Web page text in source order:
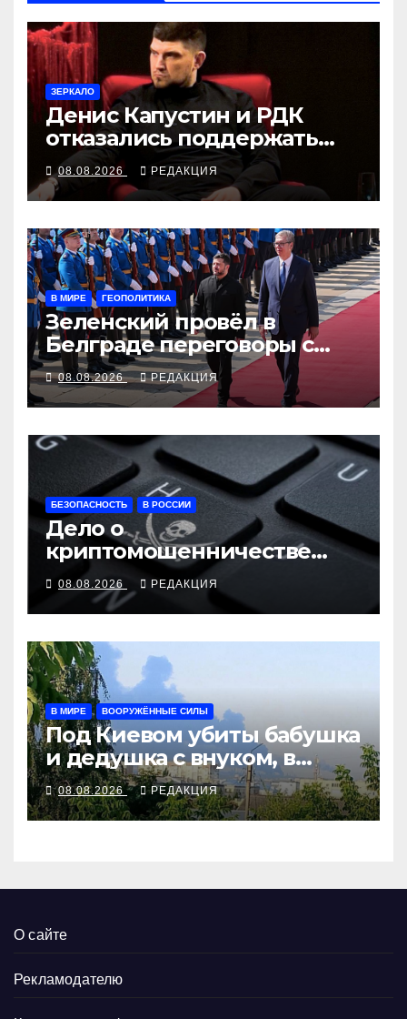
ЗЕРКАЛО
Денис Капустин и РДК
отказались поддержать
партию «Яблоко»
08.08.2026 РЕДАКЦИЯ
В МИРЕ ГЕОПОЛИТИКА
Зеленский провёл в
Белграде переговоры с
Вучичем
08.08.2026 РЕДАКЦИЯ
БЕЗОПАСНОСТЬ В РОССИИ
Дело о
криптомошенничестве
оборачивают в содействие
терроризму
08.08.2026 РЕДАКЦИЯ
В МИРЕ ВООРУЖЁННЫЕ СИЛЫ
Под Киевом убиты бабушка
и дедушка с внуком, в
Поволжье и на Кубани
вновь горят НПЗ
08.08.2026 РЕДАКЦИЯ
О сайте
Рекламодателю